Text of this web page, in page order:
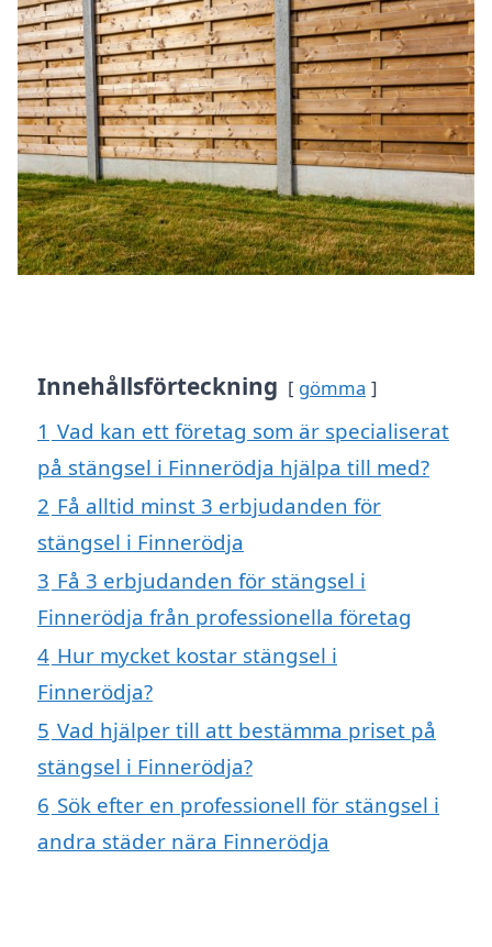
Innehållsförteckning gömma
1 Vad kan ett företag som är specialiserat
på stängsel i Finnerödja hjälpa till med?
2 Få alltid minst 3 erbjudanden för
stängsel i Finnerödja
3 Få 3 erbjudanden för stängsel i
Finnerödja från professionella företag
4 Hur mycket kostar stängsel i
Finnerödja?
5 Vad hjälper till att bestämma priset på
stängsel i Finnerödja?
6 Sök efter en professionell för stängsel i
andra städer nära Finnerödja